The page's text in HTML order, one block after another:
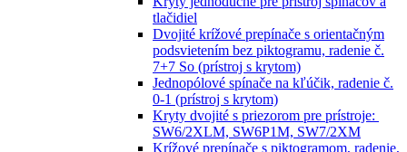
tlačidiel
Dvojité krížové prepínače s orientačným
podsvietením bez piktogramu, radenie č.
7+7 So (prístroj s krytom)
Jednopólové spínače na kľúčik, radenie č.
0-1 (prístroj s krytom)
Kryty dvojité s priezorom pre prístroje:
SW6/2XLM, SW6P1M, SW7/2XM
Krížové prepínače s piktogramom, radenie,